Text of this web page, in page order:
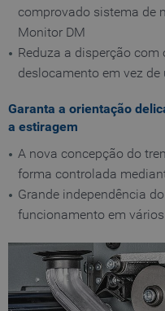
comprovado sistema de
Monitor DM
Reduza a disperção
deslocamento em vez
Garanta a orientação
a estiragem
A nova concepção do
forma controlada
Grande independência
funcionamento em